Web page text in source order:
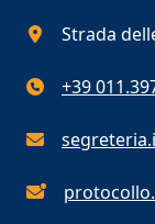
Strada
+39